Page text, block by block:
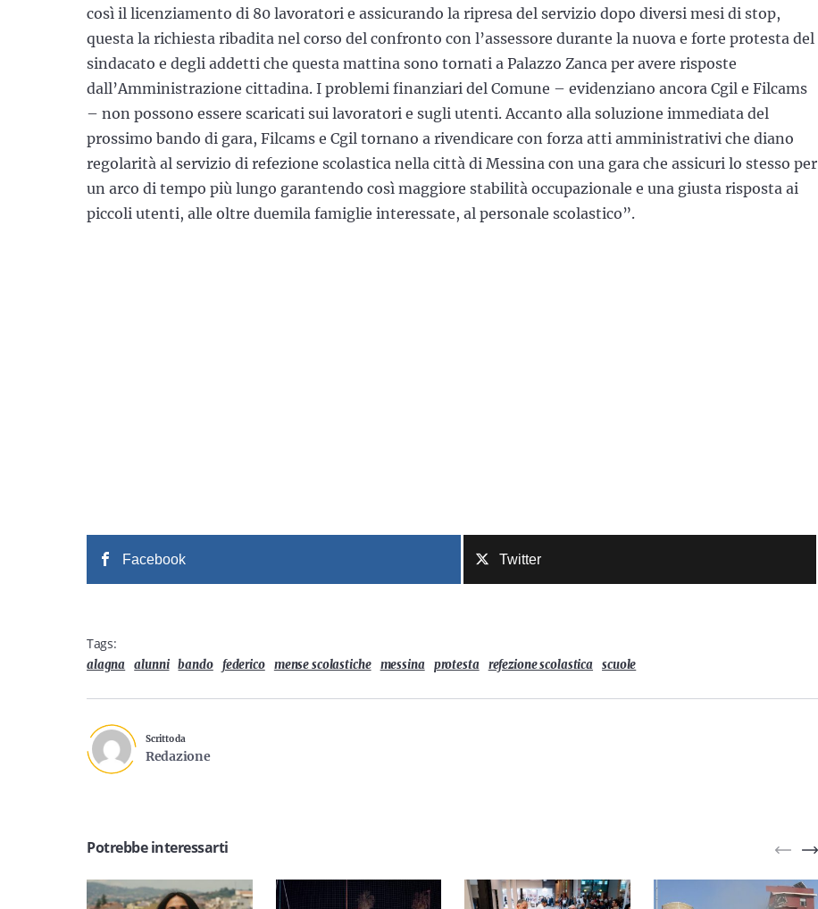
così il licenziamento di 80 lavoratori e assicurando la ripresa del servizio dopo diversi mesi di stop,
questa la richiesta ribadita nel corso del confronto con l’assessore durante la nuova e forte protesta del
sindacato e degli addetti che questa mattina sono tornati a Palazzo Zanca per avere risposte
dall’Amministrazione cittadina. I problemi finanziari del Comune – evidenziano ancora Cgil e Filcams
– non possono essere scaricati sui lavoratori e sugli utenti. Accanto alla soluzione immediata del
prossimo bando di gara, Filcams e Cgil tornano a rivendicare con forza atti amministrativi che diano
regolarità al servizio di refezione scolastica nella città di Messina con una gara che assicuri lo stesso per
un arco di tempo più lungo garantendo così maggiore stabilità occupazionale e una giusta risposta ai
piccoli utenti, alle oltre duemila famiglie interessate, al personale scolastico”.
Facebook Twitter
Tags:
alagna alunni bando federico mense scolastiche messina protesta refezione scolastica scuole
Scritto da
Redazione
Potrebbe interessarti